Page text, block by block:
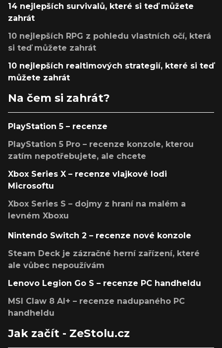
14 nejlepších survivalů, které si teď můžete
zahrát
10 nejlepších RPG z pohledu vlastních očí, která
si teď můžete zahrát
10 nejlepších realtimových strategií, které si teď
můžete zahrát
Na čem si zahrát?
PlayStation 5 – recenze
PlayStation 5 Pro – recenze konzole, kterou
zatím nepotřebujete, ale chcete
Xbox Series X – recenze vlajkové lodi
Microsoftu
Xbox Series S – dojmy z hraní na malém a
levném Xboxu
Nintendo Switch 2 – recenze nové konzole
Steam Deck je zázračné herní zařízení, které
ale vůbec nepoužívám
Lenovo Legion Go S – recenze PC handheldu
MSI Claw 8 AI+ – recenze nadupaného PC
handheldu
Jak začít - ZeStolu.cz